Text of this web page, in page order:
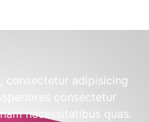
consectetur adipisicing
consectetur
necessitatibus quas.